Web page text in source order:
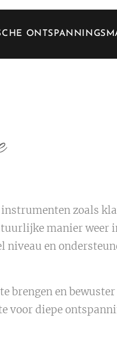
zoals
manier weer
niveau en
brengen en bewuster
voor diepe